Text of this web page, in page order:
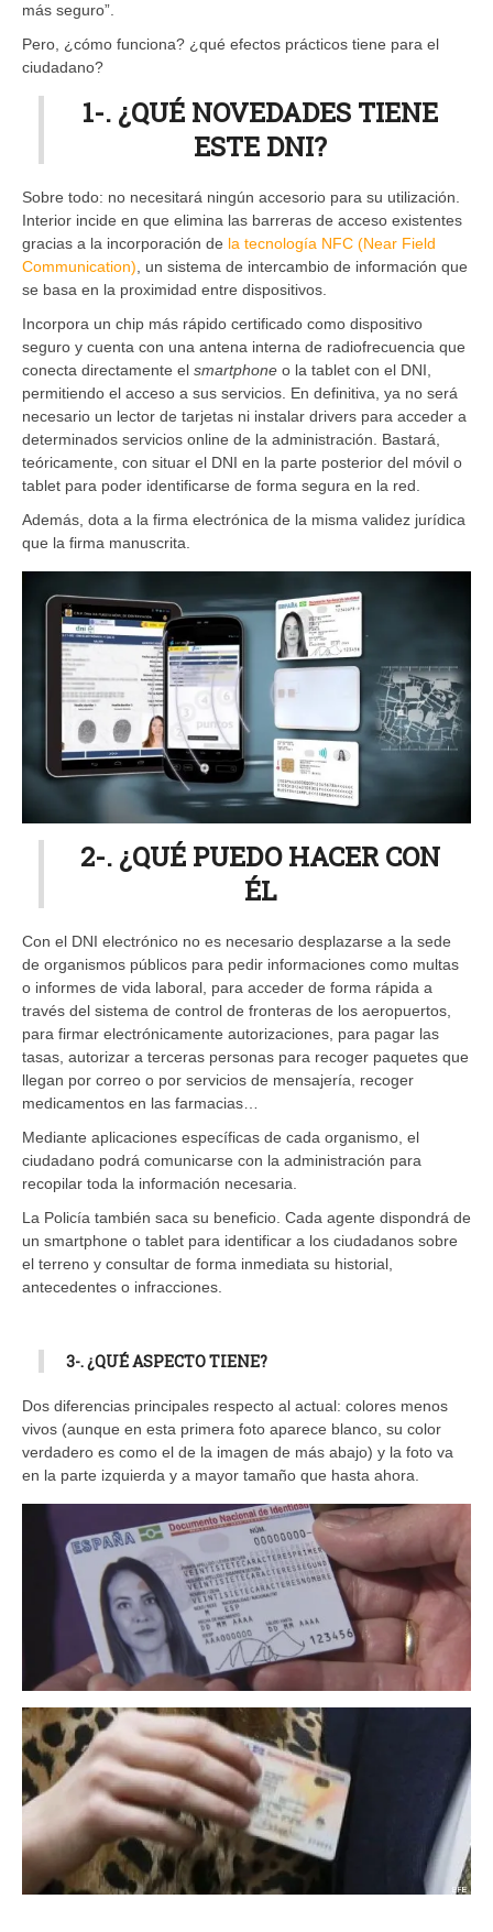
más seguro”.
Pero, ¿cómo funciona? ¿qué efectos prácticos tiene para el
ciudadano?
1-. ¿QUÉ NOVEDADES TIENE
ESTE DNI?
Sobre todo: no necesitará ningún accesorio para su utilización.
Interior incide en que elimina las barreras de acceso existentes
gracias a la incorporación de la tecnología NFC (Near Field
Communication) , un sistema de intercambio de información que
se basa en la proximidad entre dispositivos.
Incorpora un chip más rápido certificado como dispositivo
seguro y cuenta con una antena interna de radiofrecuencia que
conecta directamente el smartphone o la tablet con el DNI,
permitiendo el acceso a sus servicios. En definitiva, ya no será
necesario un lector de tarjetas ni instalar drivers para acceder a
determinados servicios online de la administración. Bastará,
teóricamente, con situar el DNI en la parte posterior del móvil o
tablet para poder identificarse de forma segura en la red.
Además, dota a la firma electrónica de la misma validez jurídica
que la firma manuscrita.
2-. ¿QUÉ PUEDO HACER CON
ÉL
Con el DNI electrónico no es necesario desplazarse a la sede
de organismos públicos para pedir informaciones como multas
o informes de vida laboral, para acceder de forma rápida a
través del sistema de control de fronteras de los aeropuertos,
para firmar electrónicamente autorizaciones, para pagar las
tasas, autorizar a terceras personas para recoger paquetes que
llegan por correo o por servicios de mensajería, recoger
medicamentos en las farmacias…
Mediante aplicaciones específicas de cada organismo, el
ciudadano podrá comunicarse con la administración para
recopilar toda la información necesaria.
La Policía también saca su beneficio. Cada agente dispondrá de
un smartphone o tablet para identificar a los ciudadanos sobre
el terreno y consultar de forma inmediata su historial,
antecedentes o infracciones.
3-. ¿QUÉ ASPECTO TIENE?
Dos diferencias principales respecto al actual: colores menos
vivos (aunque en esta primera foto aparece blanco, su color
verdadero es como el de la imagen de más abajo) y la foto va
en la parte izquierda y a mayor tamaño que hasta ahora.